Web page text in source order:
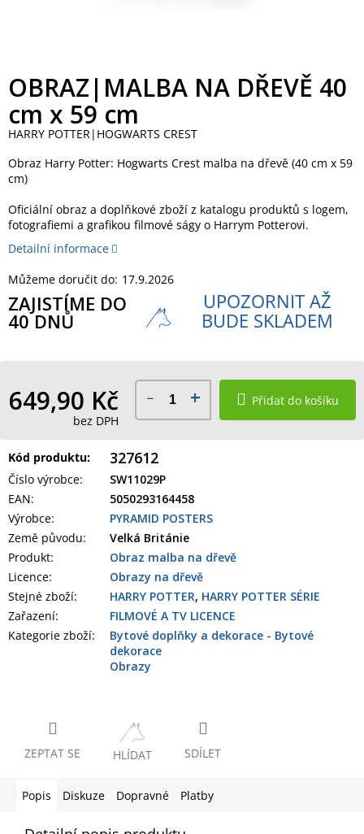
OBRAZ|MALBA NA DŘEVĚ 40
cm x 59 cm
HARRY POTTER|HOGWARTS CREST
Obraz Harry Potter: Hogwarts Crest malba na dřevě (40 cm x 59
cm)
Oficiální obraz a doplňkové zboží z katalogu produktů s logem,
fotografiemi a grafikou filmové ságy o Harrym Potterovi.
Detailní informace
Můžeme doručit do: 17.9.2026
ZAJISTÍME DO
40 DNŮ
UPOZORNIT AŽ
BUDE SKLADEM
649,90 Kč
bez DPH
Přidat do košíku
Kód produktu: 327612
Číslo výrobce:
SW11029P
EAN:
5050293164458
Výrobce:
PYRAMID POSTERS
Země původu:
Velká Británie
Produkt:
Obraz malba na dřevě
Licence:
Obrazy na dřevě
Stejné zboží:
HARRY POTTER, HARRY POTTER SÉRIE
Zařazení:
FILMOVÉ A TV LICENCE
Kategorie zboží:
Bytové doplňky a dekorace - Bytové
dekorace
Obrazy
ZEPTAT SE HLÍDAT SDÍLET
Popis Diskuze Dopravné Platby